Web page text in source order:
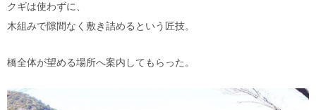
クギは使わずに、
木組みで隙間なく敷き詰めるという匠技。
橋全体が望める場所へ案内してもらった。